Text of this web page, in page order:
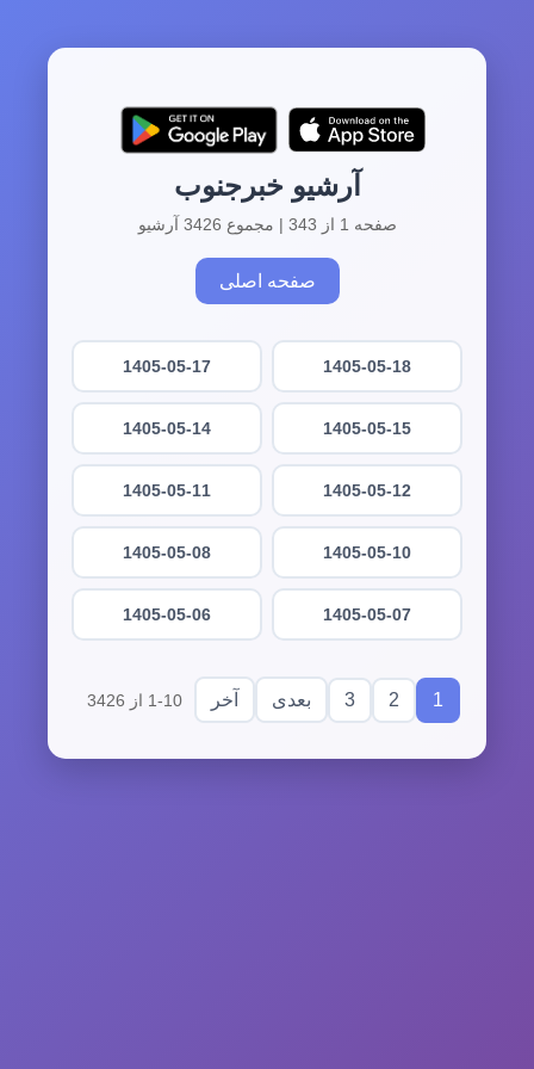
آرشیو خبرجنوب
صفحه 1 از 343 | مجموع 3426 آرشیو
صفحه اصلی
1405-05-18
1405-05-17
1405-05-15
1405-05-14
1405-05-12
1405-05-11
1405-05-10
1405-05-08
1405-05-07
1405-05-06
1
2
3 بعدی آخر 1-10 از 3426